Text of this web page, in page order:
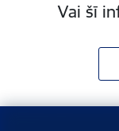
Vai šī